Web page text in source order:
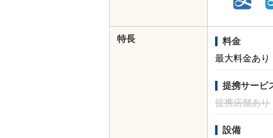
特長
料金
最大料金あり
提携サービ
提携店舗あり
設備